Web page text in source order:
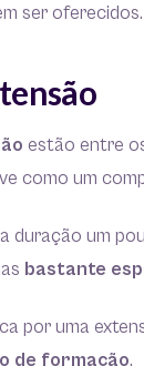
ser oferecidos.
estão entre
como um
duração um
bastante
por uma
de formação.